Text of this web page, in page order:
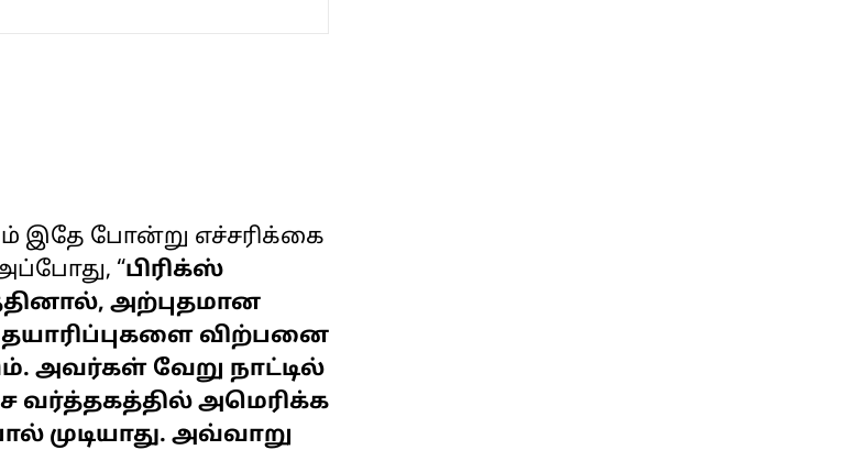
இதே போன்று எச்சரிக்கை
“பிரிக்ஸ்
அற்புதமான
விற்பனை
அவர்கள் வேறு நாட்டில்
அமெரிக்க
முடியாது. அவ்வாறு